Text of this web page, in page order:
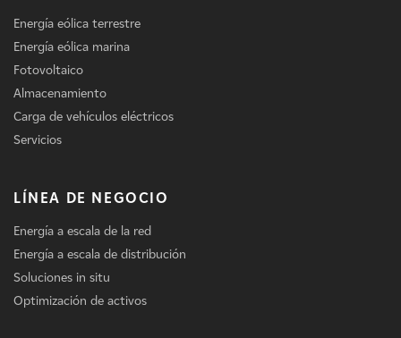
Energía eólica terrestre
Energía eólica marina
Fotovoltaico
Almacenamiento
Carga de vehículos eléctricos
Servicios
LÍNEA DE NEGOCIO
Energía a escala de la red
Energía a escala de distribución
Soluciones in situ
Optimización de activos